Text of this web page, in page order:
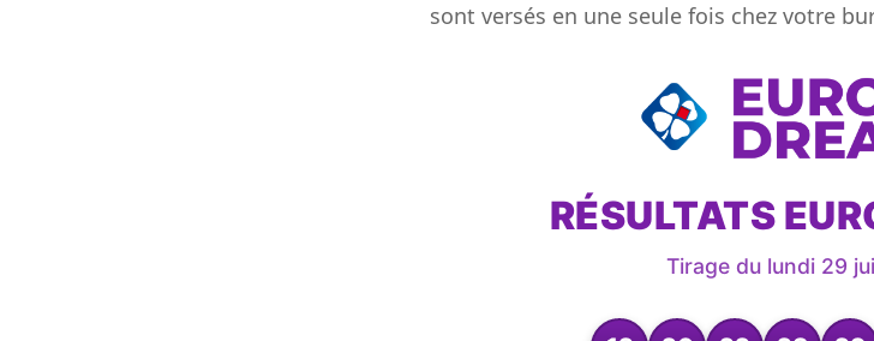
sont versés en une seule fois chez votre
RÉSULTATS
Tirage du lundi 29